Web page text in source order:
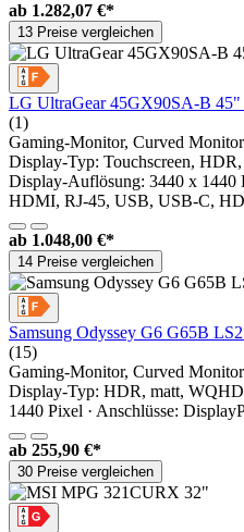
ab 1.282,07 €*
13 Preise vergleichen
LG UltraGear 45GX90SA-B 45"
(1)
Gaming-Monitor, Curved
Display-Typ: Touchscreen,
Display-Auflösung: 3440 x 1440
HDMI, RJ-45, USB, USB-C,
ab 1.048,00 €*
14 Preise vergleichen
Samsung Odyssey G6 G65B
(15)
Gaming-Monitor, Curved
Display-Typ: HDR, matt,
1440 Pixel · Anschlüsse:
ab 255,90 €*
30 Preise vergleichen